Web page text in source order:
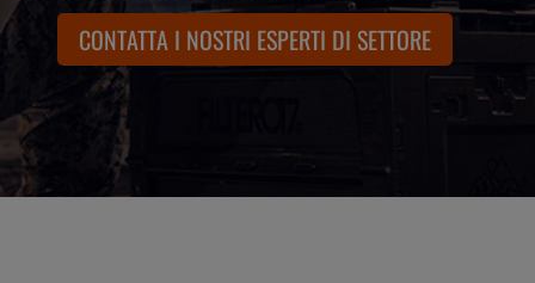
CONTATTA I NOSTRI ESPERTI DI SETTORE